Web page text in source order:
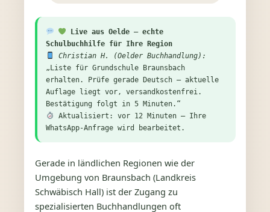
Live aus Oelde – echte
Schulbuchhilfe für Ihre Region
Christian H. (Oelder Buchhandlung):
„Liste für Grundschule Braunsbach
erhalten. Prüfe gerade Deutsch – aktuelle
Auflage liegt vor, versandkostenfrei.
Bestätigung folgt in 5 Minuten.“
Aktualisiert: vor 12 Minuten – Ihre
WhatsApp-Anfrage wird bearbeitet.
Gerade in ländlichen Regionen wie der
Umgebung von Braunsbach (Landkreis
Schwäbisch Hall) ist der Zugang zu
spezialisierten Buchhandlungen oft